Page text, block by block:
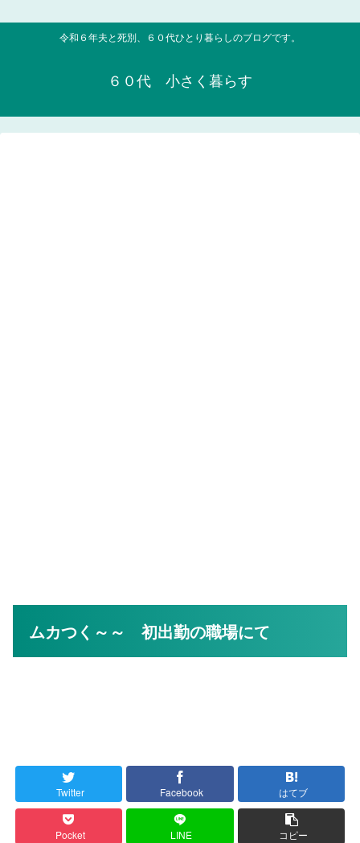
令和６年夫と死別、６０代ひとり暮らしのブログです。
６０代 小さく暮らす
ムカつく～～ 初出勤の職場にて
Twitter Facebook はてブ
Pocket LINE コピー